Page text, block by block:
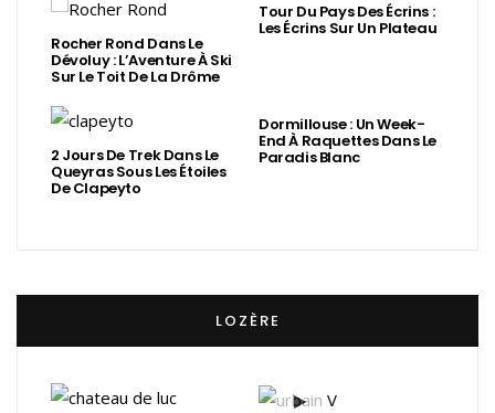
Rocher Rond Dans Le
Dévoluy : L’Aventure À Ski
Sur Le Toit De La Drôme
Tour Du Pays Des Écrins :
Les Écrins Sur Un Plateau
2 Jours De Trek Dans Le
Queyras Sous Les Étoiles
De Clapeyto
Dormillouse : Un Week-
End À Raquettes Dans Le
Paradis Blanc
LOZÈRE